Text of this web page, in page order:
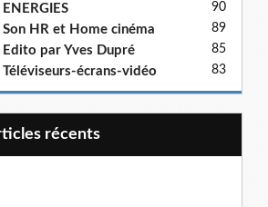
90
HR et Home cinéma 89
par Yves Dupré 85
écrans-vidéo 83
récents